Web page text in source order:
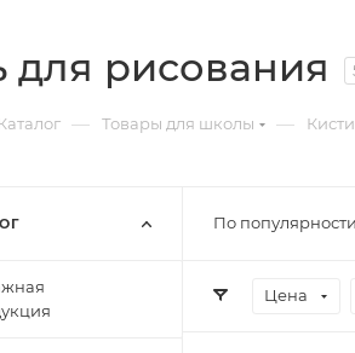
для рисования
— Товары для школы —
По
Цена